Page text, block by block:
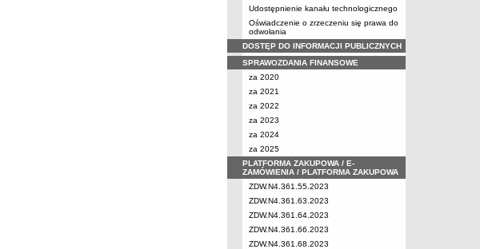
Udostępnienie kanału technologicznego
Oświadczenie o zrzeczeniu się prawa do
odwołania
DOSTĘP DO INFORMACJI PUBLICZNYCH
SPRAWOZDANIA FINANSOWE
za 2020
za 2021
za 2022
za 2023
za 2024
za 2025
PLATFORMA ZAKUPOWA / E-
ZAMÓWIENIA / PLATFORMA ZAKUPOWA
ZDW.N4.361.55.2023
ZDW.N4.361.63.2023
ZDW.N4.361.64.2023
ZDW.N4.361.66.2023
ZDW.N4.361.68.2023